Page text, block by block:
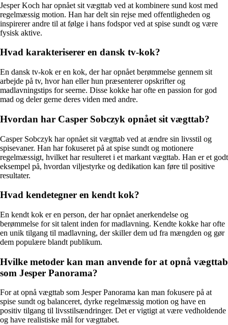
Jesper Koch har opnået sit vægttab ved at kombinere sund kost med
regelmæssig motion. Han har delt sin rejse med offentligheden og
inspirerer andre til at følge i hans fodspor ved at spise sundt og være
fysisk aktive.
Hvad karakteriserer en dansk tv-kok?
En dansk tv-kok er en kok, der har opnået berømmelse gennem sit
arbejde på tv, hvor han eller hun præsenterer opskrifter og
madlavningstips for seerne. Disse kokke har ofte en passion for god
mad og deler gerne deres viden med andre.
Hvordan har Casper Sobczyk opnået sit vægttab?
Casper Sobczyk har opnået sit vægttab ved at ændre sin livsstil og
spisevaner. Han har fokuseret på at spise sundt og motionere
regelmæssigt, hvilket har resulteret i et markant vægttab. Han er et godt
eksempel på, hvordan viljestyrke og dedikation kan føre til positive
resultater.
Hvad kendetegner en kendt kok?
En kendt kok er en person, der har opnået anerkendelse og
berømmelse for sit talent inden for madlavning. Kendte kokke har ofte
en unik tilgang til madlavning, der skiller dem ud fra mængden og gør
dem populære blandt publikum.
Hvilke metoder kan man anvende for at opnå vægttab
som Jesper Panorama?
For at opnå vægttab som Jesper Panorama kan man fokusere på at
spise sundt og balanceret, dyrke regelmæssig motion og have en
positiv tilgang til livsstilsændringer. Det er vigtigt at være vedholdende
og have realistiske mål for vægttabet.